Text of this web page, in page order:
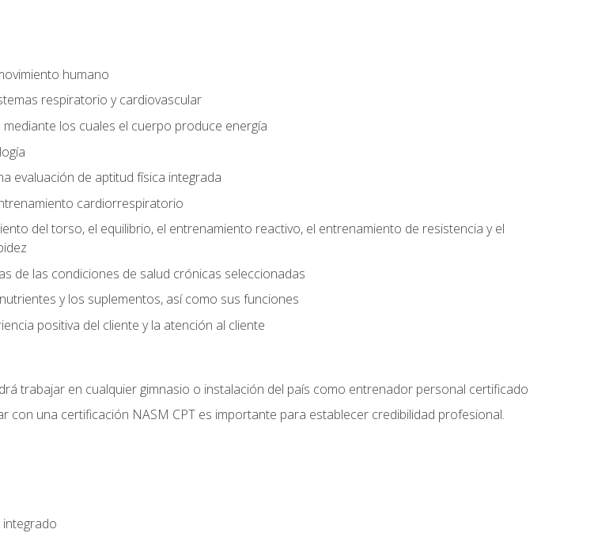
humano
respiratorio y cardiovascular
los cuales el cuerpo produce energía
evaluación de aptitud física integrada
cardiorrespiratorio
del torso, el equilibrio, el entrenamiento reactivo, el entrenamiento de resistencia y el
de las condiciones de salud crónicas seleccionadas
y los suplementos, así como sus funciones
positiva del cliente y la atención al cliente
trabajar en cualquier gimnasio o instalación del país como entrenador personal certificado
con una certificación NASM CPT es importante para establecer credibilidad profesional.